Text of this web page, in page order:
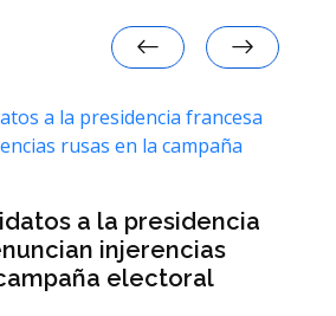
a la presidencia
injerencias
electoral